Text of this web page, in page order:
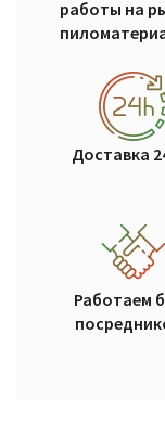
работы на
Доставка
Работаем